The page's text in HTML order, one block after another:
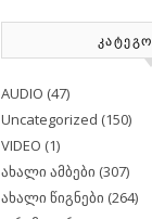
AUDIO (47)
Uncategorized (150)
VIDEO (1)
ახალი ამბები (307)
ახალი წიგნები (264)